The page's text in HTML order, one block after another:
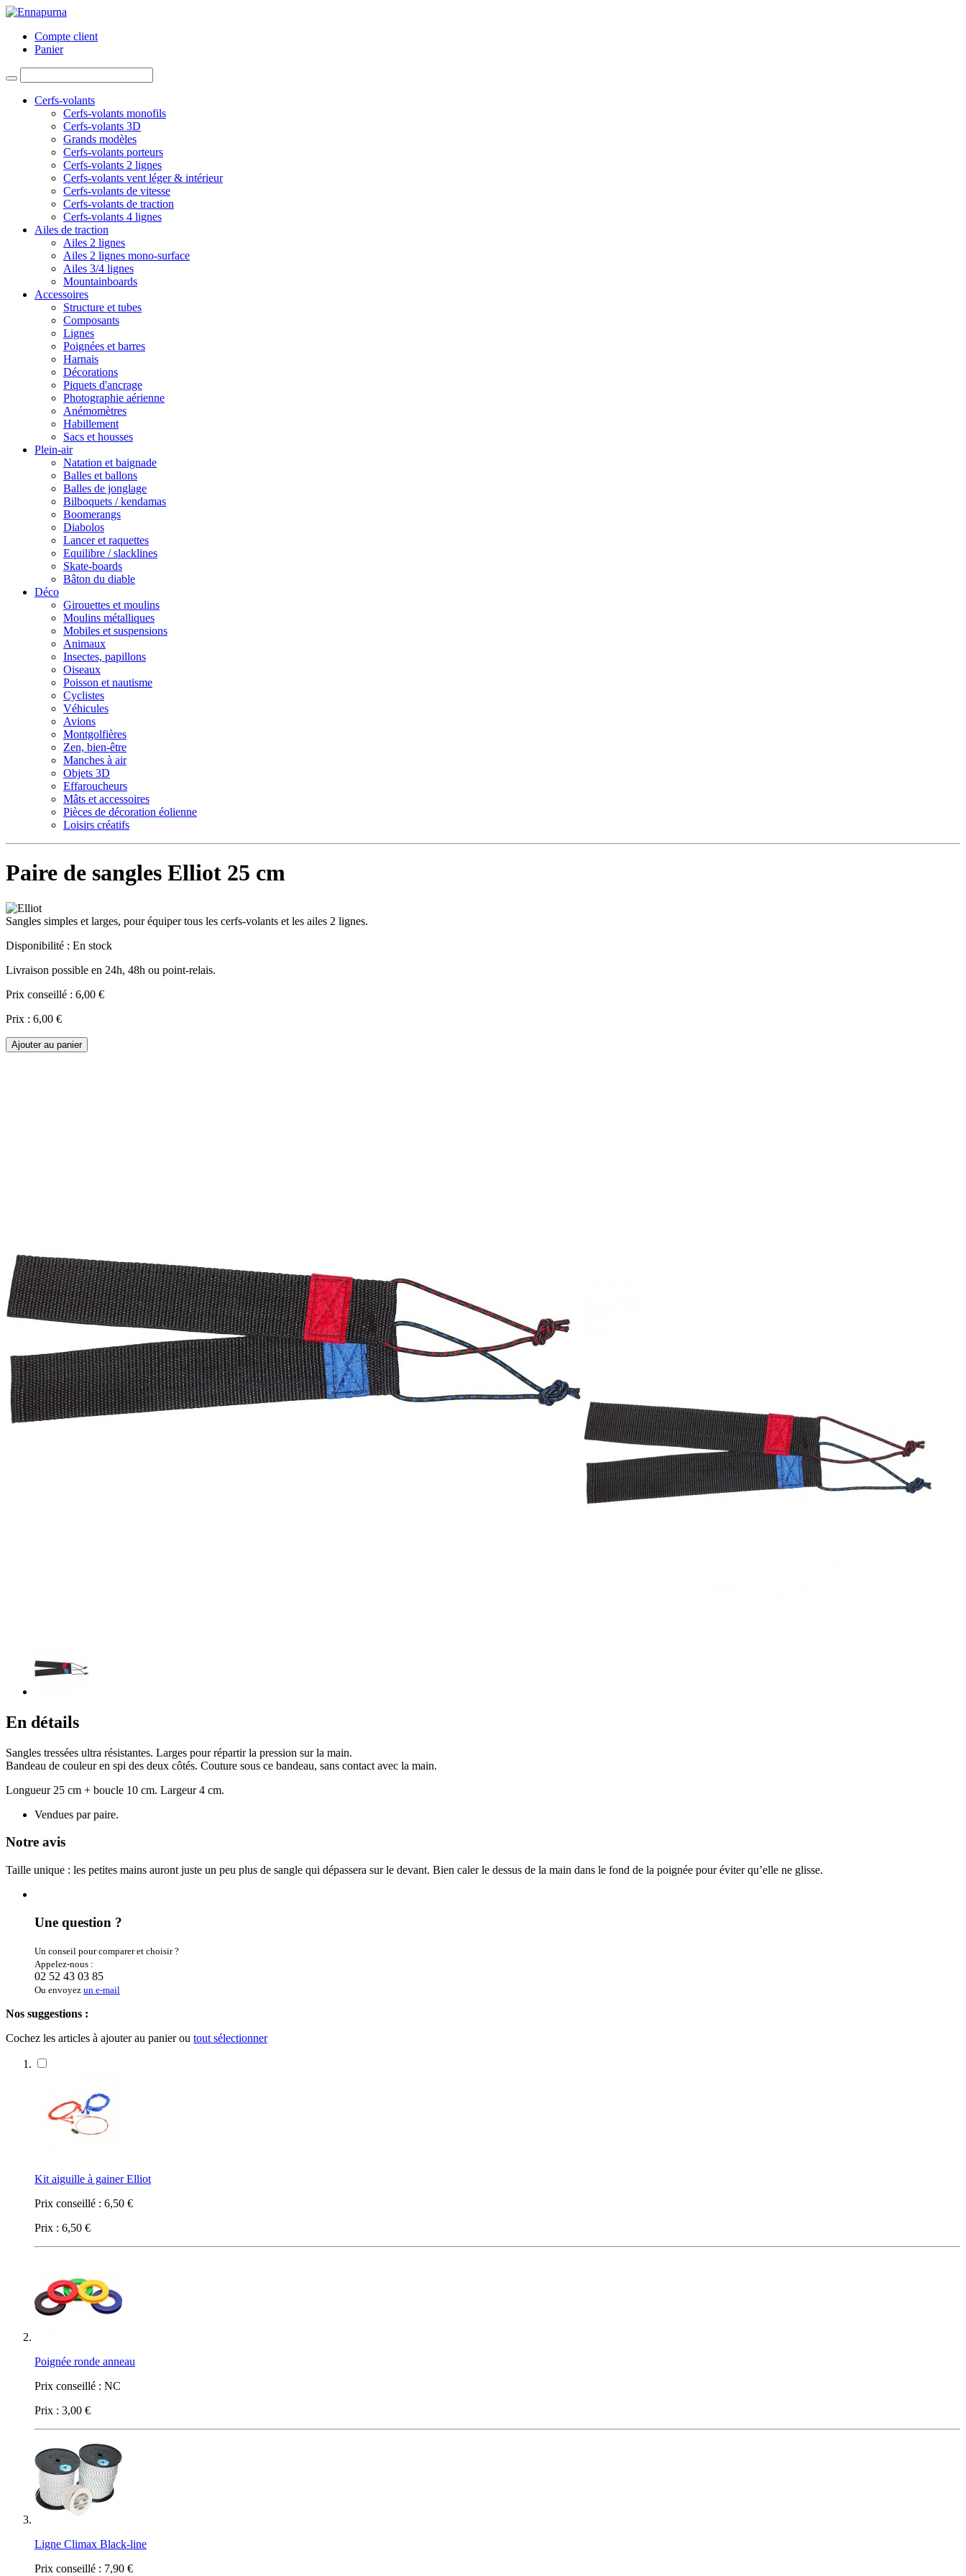
Compte client
Panier
Cerfs-volants
Cerfs-volants monofils
Cerfs-volants 3D
Grands modèles
Cerfs-volants porteurs
Cerfs-volants 2 lignes
Cerfs-volants vent léger & intérieur
Cerfs-volants de vitesse
Cerfs-volants de traction
Cerfs-volants 4 lignes
Ailes de traction
Ailes 2 lignes
Ailes 2 lignes mono-surface
Ailes 3/4 lignes
Mountainboards
Accessoires
Structure et tubes
Composants
Lignes
Poignées et barres
Harnais
Décorations
Piquets d'ancrage
Photographie aérienne
Anémomètres
Habillement
Sacs et housses
Plein-air
Natation et baignade
Balles et ballons
Balles de jonglage
Bilboquets / kendamas
Boomerangs
Diabolos
Lancer et raquettes
Equilibre / slacklines
Skate-boards
Bâton du diable
Déco
Girouettes et moulins
Moulins métalliques
Mobiles et suspensions
Animaux
Insectes, papillons
Oiseaux
Poisson et nautisme
Cyclistes
Véhicules
Avions
Montgolfières
Zen, bien-être
Manches à air
Objets 3D
Effaroucheurs
Mâts et accessoires
Pièces de décoration éolienne
Loisirs créatifs
Paire de sangles Elliot 25 cm
Sangles simples et larges, pour équiper tous les cerfs-volants et les ailes 2 lignes.
Disponibilité : En stock
Livraison possible en 24h, 48h ou point-relais.
Prix conseillé : 6,00 €
Prix : 6,00 €
Ajouter au panier
En détails
Sangles tressées ultra résistantes. Larges pour répartir la pression sur la main.
Bandeau de couleur en spi des deux côtés. Couture sous ce bandeau, sans contact avec la main.
Longueur 25 cm + boucle 10 cm. Largeur 4 cm.
Vendues par paire.
Notre avis
Taille unique : les petites mains auront juste un peu plus de sangle qui dépassera sur le devant. Bien caler le dessus de la main dans le fond de la poignée pour éviter qu’elle ne glisse.
Une question ?
Un conseil pour comparer et choisir ?
Appelez-nous :
02 52 43 03 85
Ou envoyez un e-mail
Nos suggestions :
Cochez les articles à ajouter au panier ou tout sélectionner
Kit aiguille à gainer Elliot
Prix conseillé : 6,50 €
Prix : 6,50 €
Poignée ronde anneau
Prix conseillé : NC
Prix : 3,00 €
Ligne Climax Black-line
Prix conseillé : 7,90 €